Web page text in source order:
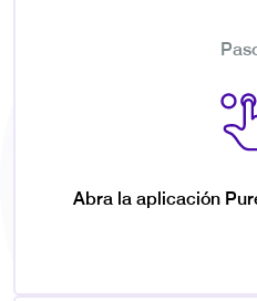
Abra la aplicación